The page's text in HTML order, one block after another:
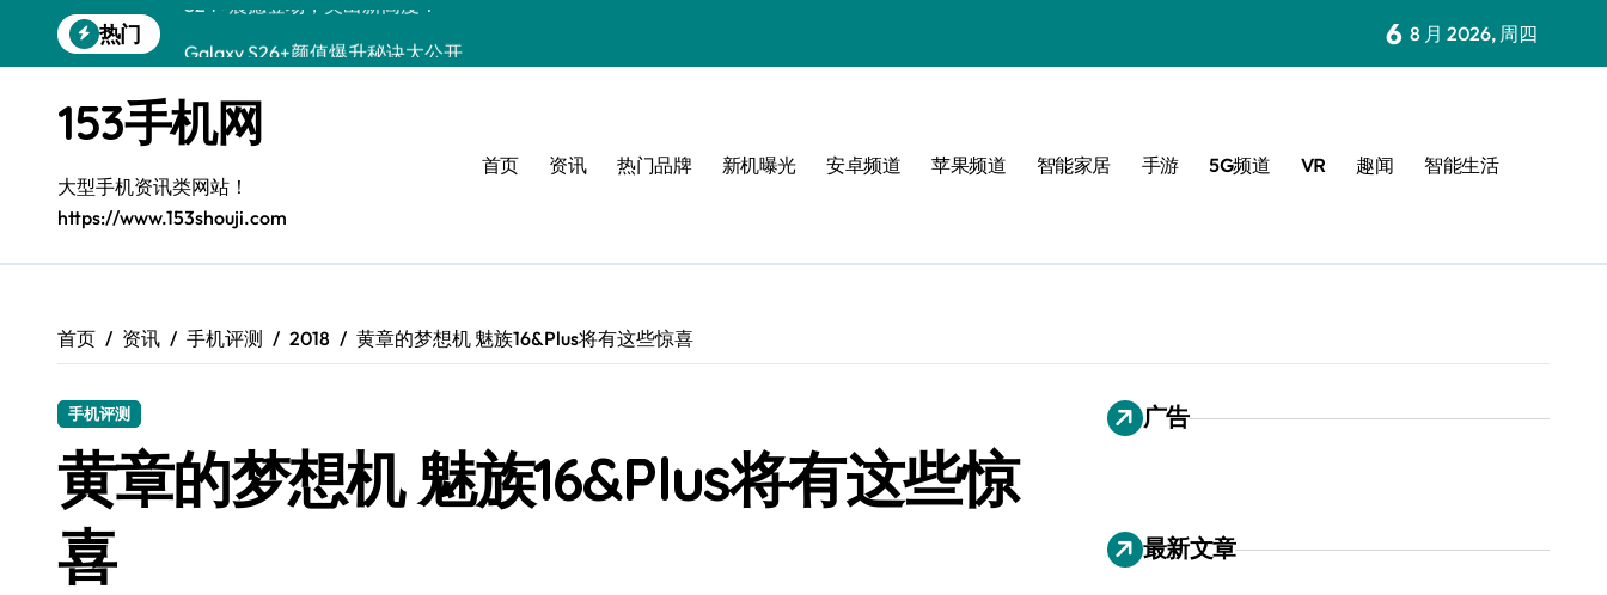
到
热门
三星S26上手玩转个性美化｜手机分享员必看
S25美化秘籍：个性潮玩，炫酷加倍！
C55 5G焕新秘籍：定制潮流无限畅玩
Galaxy C55 5G登场，美学新标杆！
S25+闪亮登场，3招秒变焦点王者！
6 8 月 2026, 周四
153手机网
大型手机资讯类网站！
https://www.153shouji.com
首页 资讯 热门品牌 新机曝光 安卓频道 苹果频道 智能家居 手游 5G频道 VR 趣闻 智能生活
首页 资讯 手机评测 2018 黄章的梦想机 魅族16&Plus将有这些惊喜
手机评测
黄章的梦想机 魅族16&Plus将有这些惊
喜
广告
最新文章